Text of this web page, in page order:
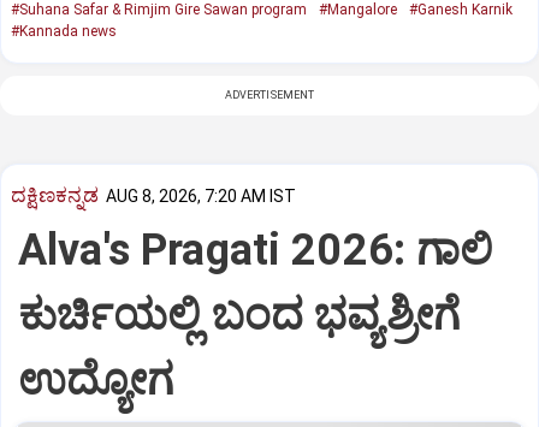
#Suhana Safar & Rimjim Gire Sawan program #Mangalore
#Ganesh Karnik
#Kannada news
ADVERTISEMENT
ದಕ್ಷಿಣಕನ್ನಡ AUG 8, 2026, 7:20 AM IST
Alva's Pragati 2026: ಗಾಲಿ
ಕುರ್ಚಿಯಲ್ಲಿ ಬಂದ ಭವ್ಯಶ್ರೀಗೆ
ಉದ್ಯೋಗ